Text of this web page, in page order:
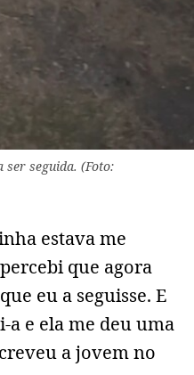
seguida. (Foto:
estava me
que agora
eu a seguisse. E
a e ela me deu uma
a jovem no